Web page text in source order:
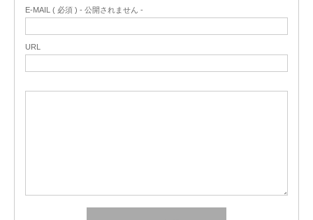
E-MAIL ( 必須 ) - 公開されません -
URL